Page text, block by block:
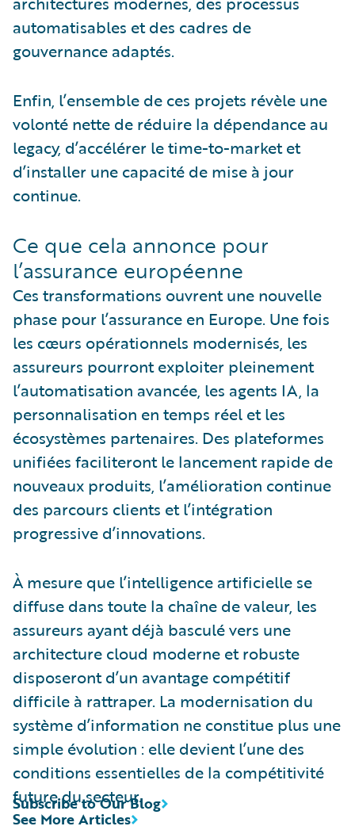
automatisables et des cadres de
gouvernance adaptés.
Enfin, l’ensemble de ces projets révèle une
volonté nette de réduire la dépendance au
legacy, d’accélérer le time-to-market et
d’installer une capacité de mise à jour
continue.
Ce que cela annonce pour
l’assurance européenne
Ces transformations ouvrent une nouvelle
phase pour l’assurance en Europe. Une fois
les cœurs opérationnels modernisés, les
assureurs pourront exploiter pleinement
l’automatisation avancée, les agents IA, la
personnalisation en temps réel et les
écosystèmes partenaires. Des plateformes
unifiées faciliteront le lancement rapide de
nouveaux produits, l’amélioration continue
des parcours clients et l’intégration
progressive d’innovations.
À mesure que l’intelligence artificielle se
diffuse dans toute la chaîne de valeur, les
assureurs ayant déjà basculé vers une
architecture cloud moderne et robuste
disposeront d’un avantage compétitif
difficile à rattraper. La modernisation du
système d’information ne constitue plus une
simple évolution : elle devient l’une des
conditions essentielles de la compétitivité
future du secteur.
See More Articles
Subscribe to Our Blog